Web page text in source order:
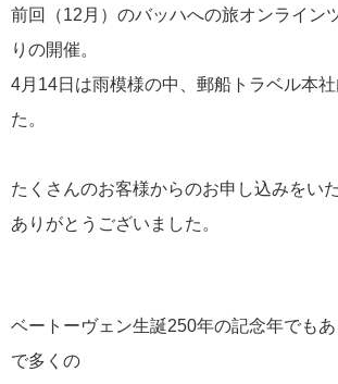
前回（12月）のバッハへの旅オンライン
りの開催。
4月14日は雨模様の中、郵船トラベル本
た。
たくさんのお客様からのお申し込みをい
ありがとうございました。
ベートーヴェン生誕250年の記念年でも
で多くの
2024年08月07日
METライブビューイング アンコール2024
戸・名古屋にて、上映決定！
カテゴリーリスト
お家で楽しむシリーズ
添乗レポート